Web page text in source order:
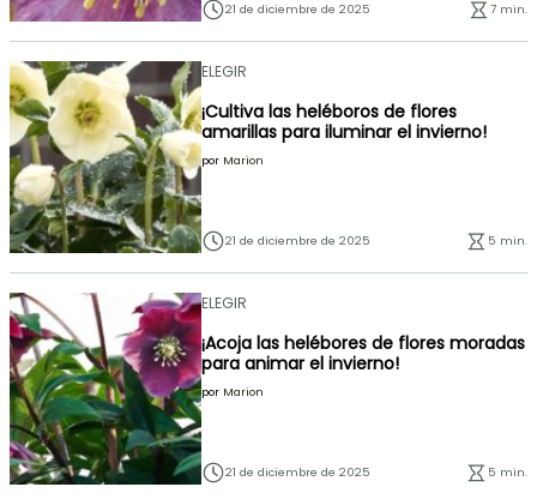
21 de diciembre de 2025 7 min.
ELEGIR
¡Cultiva las heléboros de flores
amarillas para iluminar el invierno!
por Marion
21 de diciembre de 2025 5 min.
ELEGIR
¡Acoja las helébores de flores moradas
para animar el invierno!
por Marion
21 de diciembre de 2025 5 min.